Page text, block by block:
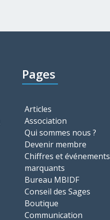
Pages
Articles
Association
Qui sommes nous ?
Devenir membre
Chiffres et événements
marquants
Bureau MBIDF
Conseil des Sages
Boutique
Communication